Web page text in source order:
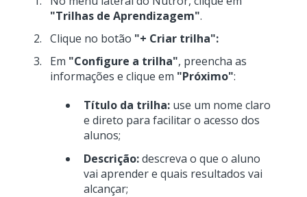
"Trilhas de Aprendizagem".
Clique no botão "+ Criar trilha":
Em "Configure a trilha", preencha as
informações e clique em "Próximo":
Título da trilha: use um nome claro
e direto para facilitar o acesso dos
alunos;
Descrição:descreva o que o aluno
vai aprender e quais resultados vai
alcançar;